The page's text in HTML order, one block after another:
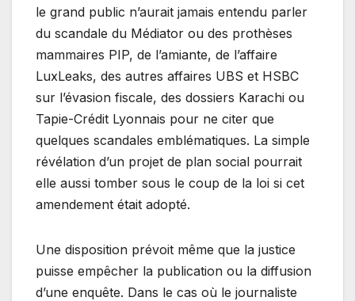
le grand public n’aurait jamais entendu parler
du scandale du Médiator ou des prothèses
mammaires PIP, de l’amiante, de l’affaire
LuxLeaks, des autres affaires UBS et HSBC
sur l’évasion fiscale, des dossiers Karachi ou
Tapie-Crédit Lyonnais pour ne citer que
quelques scandales emblématiques. La simple
révélation d’un projet de plan social pourrait
elle aussi tomber sous le coup de la loi si cet
amendement était adopté.
Une disposition prévoit même que la justice
puisse empêcher la publication ou la diffusion
d’une enquête. Dans le cas où le journaliste